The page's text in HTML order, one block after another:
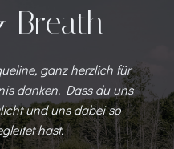
Breath
ganz herzlich für
danken. Dass du uns
und uns dabei so
hast.